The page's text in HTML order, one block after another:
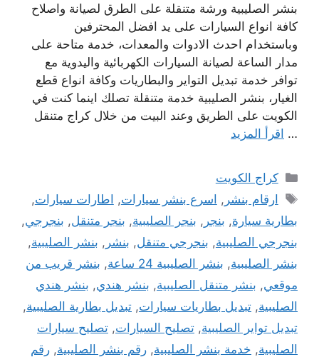
بنشر الصليبية ورشة متنقلة على الطرق لصيانة واصلاح
كافة انواع السيارات على يد افضل المحترفين
وباستخدام احدث الادوات والمعدات، خدمة متاحة على
مدار الساعة لصيانة السيارات الكهربائية واليدوية مع
توافر خدمة تبديل التواير والبطاريات وكافة انواع قطع
الغيار، بنشر الصليبية خدمة متنقلة تصلك اينما كنت في
الكويت على الطريق وعند البيت من خلال كراج متنقل
… اقرأ المزيد
التصنيفات
كراج الكويت
الوسوم
ارقام بنشر , اسرع بنشر سيارات, اطارات سيارات,
بطارية سيارة, بنجر , بنجر الصليبية, بنجر متنقل, بنجرجي,
بنجرجي الصليبية, بنجرجي متنقل, بنشر , بنشر الصليبية,
بنشر الصليبية, بنشر الصليبية 24 ساعة , بنشر قريب من
موقعي, بنشر متنقل الصليبية, بنشر هندي, بنشر هندي
الصليبية, تبديل بطاريات سيارات, تبديل بطارية الصليبية,
تبديل تواير الصليبية, تصليح السيارات, تصليح سيارات
الصليبية, خدمة بنشر الصليبية, رقم بنشر الصليبية, رقم